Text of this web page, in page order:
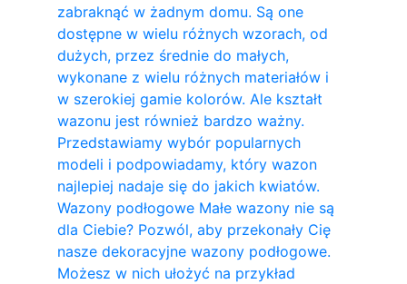
zabraknąć w żadnym domu. Są one
dostępne w wielu różnych wzorach, od
dużych, przez średnie do małych,
wykonane z wielu różnych materiałów i
w szerokiej gamie kolorów. Ale kształt
wazonu jest również bardzo ważny.
Przedstawiamy wybór popularnych
modeli i podpowiadamy, który wazon
najlepiej nadaje się do jakich kwiatów.
Wazony podłogowe Małe wazony nie są
dla Ciebie? Pozwól, aby przekonały Cię
nasze dekoracyjne wazony podłogowe.
Możesz w nich ułożyć na przykład